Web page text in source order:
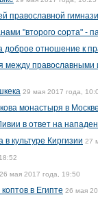
православной
"второго сорта" -
доброе отношение к
православными
29 мая 2017 года,
монастыря в
в ответ на
культуре Киргизии 27
26 мая 2017 года, 19:50
в Египте 26 мая